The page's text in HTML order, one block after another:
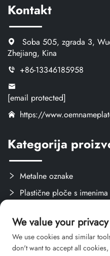
Kontakt
Soba 505, zgrada 3,
Zhejiang, Kina
+86-13346185958
[email protected]
https://
Kategorija
Metalne oznake
Plastične ploče s imenima
Stvari za obuku
We value your privacy
We use cookies and similar
don't want to accept all